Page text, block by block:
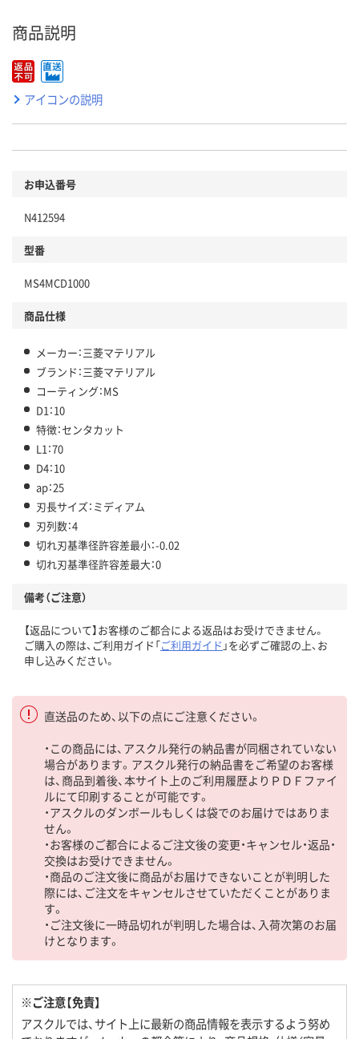
商品説明
アイコンの説明
お申込番号
N412594
型番
MS4MCD1000
商品仕様
メーカー：三菱マテリアル
ブランド：三菱マテリアル
コーティング：MS
D1：10
特徴：センタカット
L1：70
D4：10
ap：25
刃長サイズ：ミディアム
刃列数：4
切れ刃基準径許容差最小：-0.02
切れ刃基準径許容差最大：0
備考（ご注意）
【返品について】お客様のご都合による返品はお受けできません。
ご購入の際は、ご利用ガイド「ご利用ガイド 」を必ずご確認の上、お
申し込みください。
直送品のため、以下の点にご注意ください。
・この商品には、アスクル発行の納品書が同梱されていない
場合があります。アスクル発行の納品書をご希望のお客様
は、商品到着後、本サイト上のご利用履歴よりＰＤＦファイ
ルにて印刷することが可能です。
・アスクルのダンボールもしくは袋でのお届けではありま
せん。
・お客様のご都合によるご注文後の変更・キャンセル・返品・
交換はお受けできません。
・商品のご注文後に商品がお届けできないことが判明した
際には、ご注文をキャンセルさせていただくことがありま
す。
・ご注文後に一時品切れが判明した場合は、入荷次第のお届
けとなります。
※ご注意【免責】
アスクルでは、サイト上に最新の商品情報を表示するよう努め